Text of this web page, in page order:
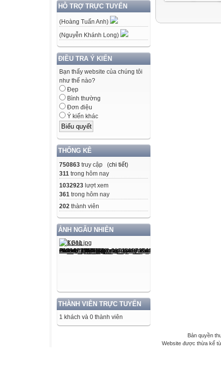
HỖ TRỢ TRỰC TUYẾN
(Hoàng Tuấn Anh)
(Nguyễn Khánh Long)
ĐIỀU TRA Ý KIẾN
Bạn thấy website của chúng tôi
như thế nào?
Đẹp
Bình thường
Đơn điệu
Ý kiến khác
THỐNG KÊ
750863 truy cập (chi tiết)
311 trong hôm nay
1032923 lượt xem
361 trong hôm nay
202 thành viên
ẢNH NGẪU NHIÊN
THÀNH VIÊN TRỰC TUYẾN
1 khách và 0 thành viên
Bản quyền
Website được thừa kế